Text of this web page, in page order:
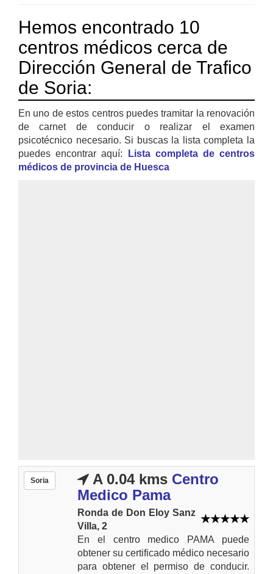
Hemos encontrado 10
centros médicos cerca de
Dirección General de Trafico
de Soria:
En uno de estos centros puedes tramitar la renovación
de carnet de conducir o realizar el examen
psicotécnico necesario. Si buscas la lista completa la
puedes encontrar aquí:
Lista completa de centros
médicos de provincia de Huesca
Soria A 0.04 kms Centro
Medico Pama
Ronda de Don Eloy Sanz
Villa, 2
En el centro medico PAMA puede
obtener su certificado médico necesario
para obtener el permiso de conducir.